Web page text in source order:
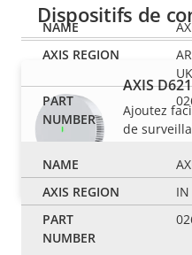
Dispositifs de
AXIS
Ajoutez
de
IN